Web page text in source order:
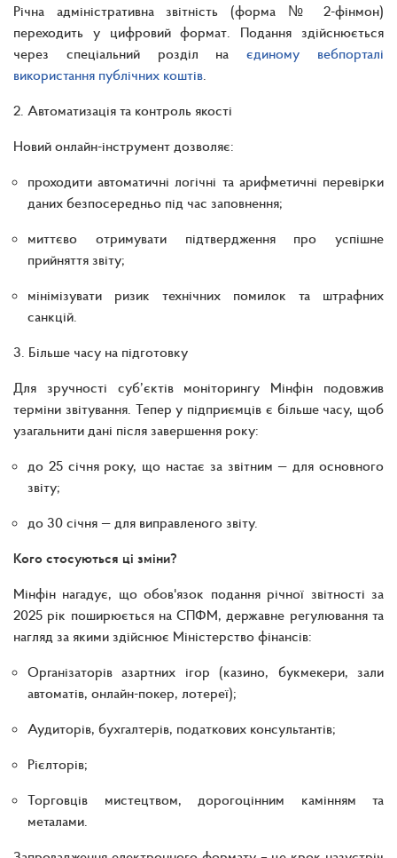
Річна адміністративна звітність (форма № 2-фінмон)
переходить у цифровий формат. Подання здійснюється
через спеціальний розділ наєдиному вебпорталі
використання публічних коштів
2. Автоматизація та контроль якості
Новий онлайн-інструмент дозволяє:
проходити автоматичні логічні та арифметичні перевірки
даних безпосередньо під час заповнення;
миттєво отримувати підтвердження про успішне
прийняття звіту;
мінімізувати ризик технічних помилок та штрафних
санкцій.
3. Більше часу на підготовку
Для зручності суб’єктів моніторингу Мінфін подовжив
терміни звітування. Тепер у підприємців є більше часу, щоб
узагальнити дані після завершення року:
до 25 січня року, що настає за звітним — для основного
звіту;
до 30 січня — для виправленого звіту.
Кого стосуються ці зміни?
Мінфін нагадує, що обов'язок подання річної звітності за
2025 рік поширюється на СПФМ, державне регулювання та
нагляд за якими здійснює Міністерство фінансів:
Організаторів азартних ігор (казино, букмекери, зали
автоматів, онлайн-покер, лотереї);
Аудиторів, бухгалтерів, податкових консультантів;
Рієлторів;
Торговців мистецтвом, дорогоцінним камінням та
металами.